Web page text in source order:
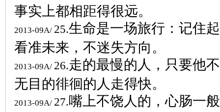
事实上都相距得很远。
2013-09A/ 25.生命是一场旅行：记住
看准未来，不迷失方向。
2013-09A/ 26.走的最慢的人，只要他
无目的徘徊的人走得快。
2013-09A/ 27.嘴上不饶人的，心肠一